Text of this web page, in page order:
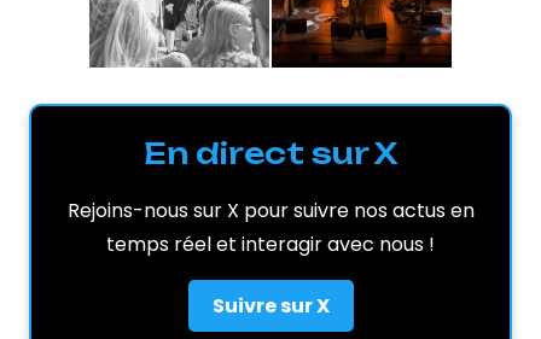
En direct sur X
Rejoins-nous sur X pour suivre nos actus en
temps réel et interagir avec nous !
Suivre sur X